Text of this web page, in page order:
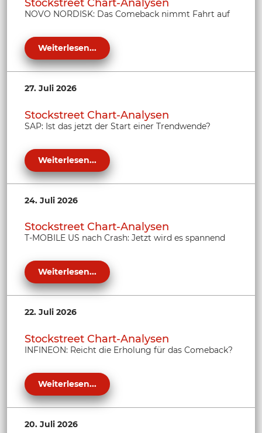
Stockstreet Chart-Analysen
NOVO NORDISK: Das Comeback nimmt Fahrt auf
Weiterlesen...
27. Juli 2026
Stockstreet Chart-Analysen
SAP: Ist das jetzt der Start einer Trendwende?
Weiterlesen...
24. Juli 2026
Stockstreet Chart-Analysen
T-MOBILE US nach Crash: Jetzt wird es spannend
Weiterlesen...
22. Juli 2026
Stockstreet Chart-Analysen
INFINEON: Reicht die Erholung für das Comeback?
Weiterlesen...
20. Juli 2026